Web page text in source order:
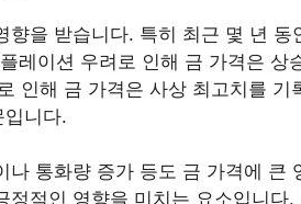
향을 받습니다. 특히 최근 몇 년
레이션 우려로 인해 금 가격은 상
인해 금 가격은 사상 최고치를 기
입니다.
나 통화량 증가 등도 금 가격에 큰
정적인 영향을 미치는 요소입니다.